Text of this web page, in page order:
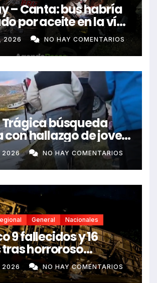
– Canta: bus habría
por aceite en la vía
auto siniestrado
dos fallecidos
2026 NO HAY COMENTARIOS
Trágica búsqueda
con hallazgo de joven
Rancas
2026 NO HAY COMENTARIOS
General Nacionales
9 fallecidos y 16
horroroso
de bus Real Chancas
contra vivienda
2026 NO HAY COMENTARIOS